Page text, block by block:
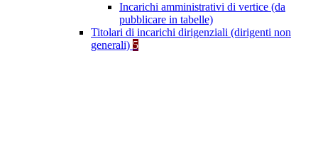
Incarichi amministrativi di vertice (da
pubblicare in tabelle)
Titolari di incarichi dirigenziali (dirigenti non
generali) 5